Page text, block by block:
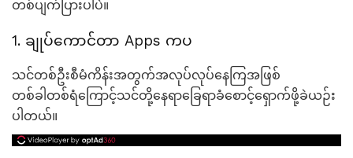
တစ်ပျက်ပြားပါပဲ။
1. ချုပ်ကောင်တာ Apps ကပ
သင်တစ်ဦးစီမံကိန်းအတွက်အလုပ်လုပ်နေကြအဖြစ်
တစ်ခါတစ်ရံကြောင့်သင်တို့နေရာခြေရာခံစောင့်ရှောက်ဖို့ခဲယဉ်း
ပါတယ်။